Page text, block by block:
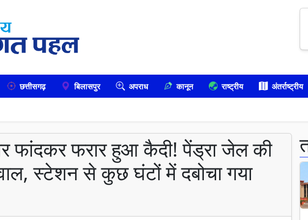
छत्तीसगढ़ बिलासपुर अपराध कानून राष्ट्रीय अंतर्राष्ट्रीय
फांदकर फरार हुआ कैदी! पेंड्रा जेल की
स्टेशन से कुछ घंटों में दबोचा गया